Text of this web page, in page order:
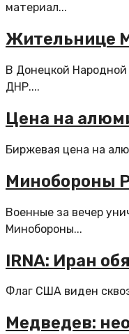
материал...
Жительнице
В Донецкой
ДНР....
Цена на
Биржевая цена на
Минобороны
Военные за вечер
Минобороны...
IRNA: Иран
Флаг США виден
Медведев: